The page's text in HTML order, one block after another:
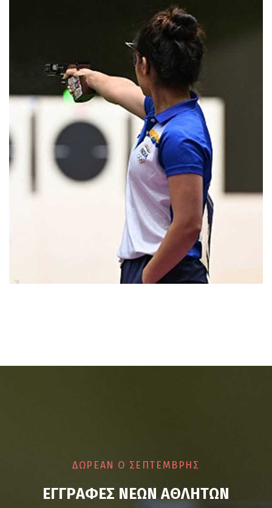
ΔΩΡΕΑΝ Ο ΣΕΠΤΕΜΒΡΗΣ
ΕΓΓΡΑΦΕΣ ΝΕΩΝ ΑΘΛΗΤΩΝ